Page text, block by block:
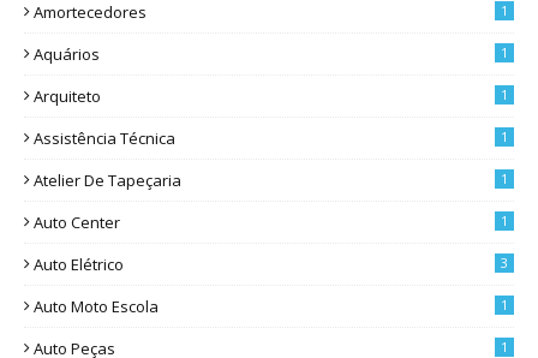
Amortecedores 1
Aquários 1
Arquiteto 1
Assistência Técnica 1
Atelier De Tapeçaria 1
Auto Center 1
Auto Elétrico 3
Auto Moto Escola 1
Auto Peças 1